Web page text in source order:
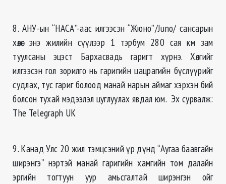
8. АНУ-ын “НАСА”-аас илгээсэн “Жюно”/Juno/ сансарын
хөлөг энэ жилийн сүүлээр 1 тэрбум 280 сая км зам
туулсаны эцэст Бархасвадь гаригт хүрнэ. Хөлгийг
илгээсэн гол зорилго нь гаригийн цацрагийн бүслүүрийг
судлах, тус гариг болоод манай нарын аймаг хэрхэн бий
болсон тухай мэдээлэл цуглуулах явдал юм. Эх сурвалж:
The Telegraph UK
9. Канад Улс 20 жил тэмцсэний үр дүнд “Аугаа баавгайн
ширэнгэ” нэртэй манай гаригийн хамгийн том далайн
эргийн тогтуун уур амьсгалтай ширэнгэн ойг